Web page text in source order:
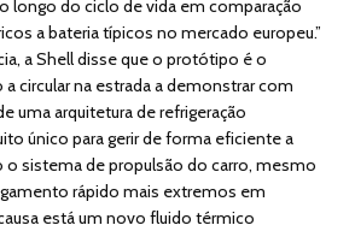
longo do ciclo de vida em comparação
a bateria típicos no mercado europeu.”
a Shell disse que o protótipo é o
circular na estrada a demonstrar com
uma arquitetura de refrigeração
único para gerir de forma eficiente a
o sistema de propulsão do carro, mesmo
rápido mais extremos em
está um novo fluido térmico